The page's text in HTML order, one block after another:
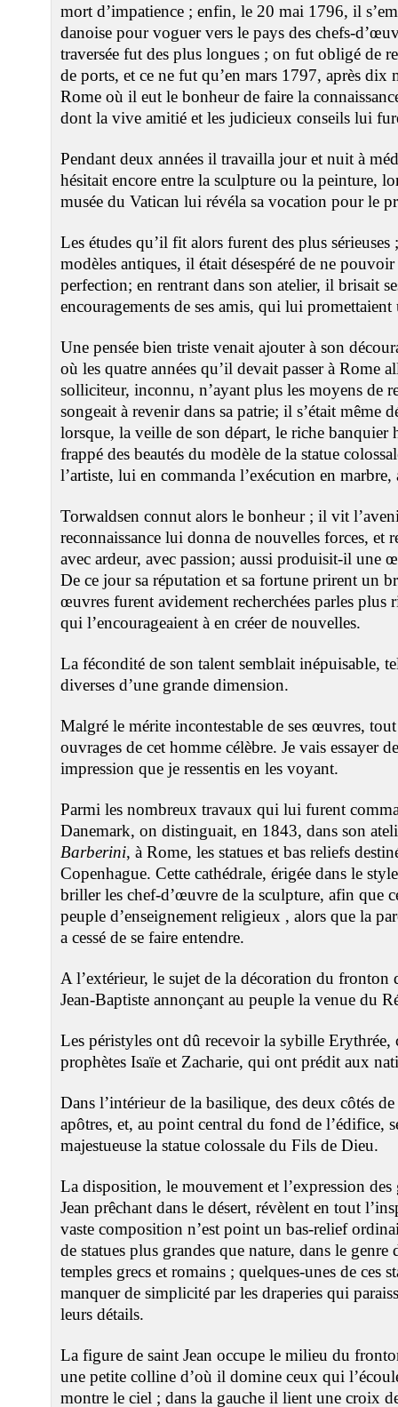
mort d’impatience ; enfin, le 20 mai 1796, il
danoise pour voguer vers le pays des chefs-
traversée fut des plus longues ; on fut obligé de
de ports, et ce ne fut qu’en mars 1797, après dix
Rome où il eut le bonheur de faire la
dont la vive amitié et les judicieux conseils lui
Pendant deux années il travailla jour et nuit à
hésitait encore entre la sculpture ou la peinture,
musée du Vatican lui révéla sa vocation pour le
Les études qu’il fit alors furent des plus sérieuses
modèles antiques, il était désespéré de ne
perfection; en rentrant dans son atelier, il brisait
encouragements de ses amis, qui lui
Une pensée bien triste venait ajouter à son
où les quatre années qu’il devait passer à Rome
solliciteur, inconnu, n’ayant plus les moyens de
songeait à revenir dans sa patrie; il s’était même
lorsque, la veille de son départ, le riche banquier
frappé des beautés du modèle de la statue
l’artiste, lui en commanda l’exécution en
Torwaldsen connut alors le bonheur ; il vit
reconnaissance lui donna de nouvelles forces, et
avec ardeur, avec passion; aussi produisit-il une
De ce jour sa réputation et sa fortune prirent un
œuvres furent avidement recherchées parles plus
qui l’encourageaient à en créer de nouvelles.
La fécondité de son talent semblait inépuisable,
diverses d’une grande dimension.
Malgré le mérite incontestable de ses œuvres,
ouvrages de cet homme célèbre. Je vais essayer
impression que je ressentis en les voyant.
Parmi les nombreux travaux qui lui furent
Danemark, on distinguait, en 1843, dans son
Barberini, à Rome, les statues et bas reliefs
Copenhague. Cette cathédrale, érigée dans le
briller les chef-d’œuvre de la sculpture, afin que
peuple d’enseignement religieux , alors que la
a cessé de se faire entendre.
A l’extérieur, le sujet de la décoration du fronton
Jean-Baptiste annonçant au peuple la venue du
Les péristyles ont dû recevoir la sybille Erythrée,
prophètes Isaïe et Zacharie, qui ont prédit aux
Dans l’intérieur de la basilique, des deux côtés
apôtres, et, au point central du fond de l’édifice,
majestueuse la statue colossale du Fils de Dieu.
La disposition, le mouvement et l’expression
Jean prêchant dans le désert, révèlent en tout
vaste composition n’est point un bas-relief
de statues plus grandes que nature, dans le genre
temples grecs et romains ; quelques-unes de ces
manquer de simplicité par les draperies qui
leurs détails.
La figure de saint Jean occupe le milieu du
une petite colline d’où il domine ceux qui
montre le ciel ; dans la gauche il lient une croix